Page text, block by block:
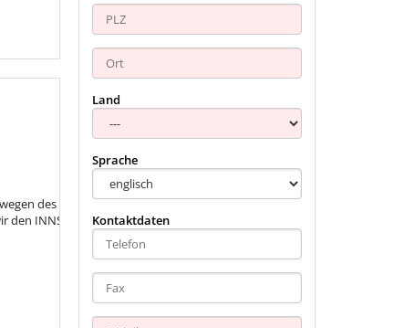
des ausgezeichneten „Kieferer
INNSOLA Badegästen diese
Land
Sprache
Kontaktdaten